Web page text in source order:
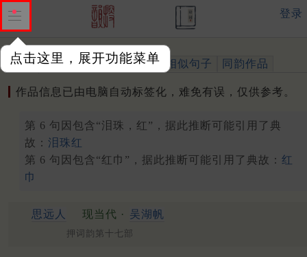
点击这里，展开功能菜单
登录
作品 标注四声 出处、引用 相似句子 同韵作品
作品信息已由电脑自动标签化，难免有误，仅供参考。
第 6 句因包含“泪珠，红”，据此推断可能引用了典
故： 泪珠红
第 6 句因包含“红巾”，据此推断可能引用了典故： 红
巾
思远人 现当代 · 吴湖帆
押词韵第十七部